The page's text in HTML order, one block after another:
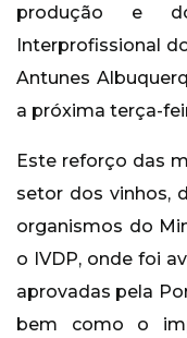
produção e
Interprofissional
Antunes
a próxima terça-
Este reforço das
setor dos vinhos,
organismos do
o IVDP, onde foi
aprovadas pela
bem como o